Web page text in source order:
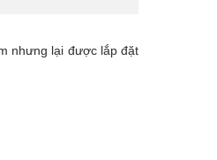
nhưng lại được lắp đặt